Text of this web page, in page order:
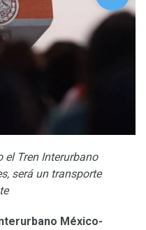
el Tren Interurbano
será un transporte
México-